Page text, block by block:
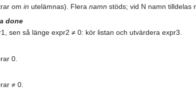
omin utelämnas). Fleranamn stöds; vid N namn tilldelas
done
sen så länge expr2 ≠ 0: kör listan och utvärdera expr3.
0.
≠ 0.